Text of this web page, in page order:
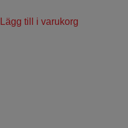
Lägg till i varukorg